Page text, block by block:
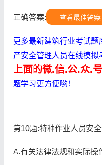
正确答案: 查看最佳答案
更多最新建筑行业考试
产安全管理人员在线模
上面的微.信.公.众.
题学习更方便哟！
第10题:特种作业人员安
A.有关法律法规和实际操